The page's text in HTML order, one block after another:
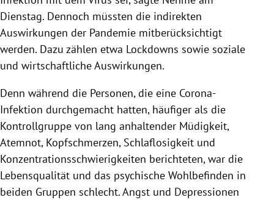
Dienstag. Dennoch müssten die indirekten
Auswirkungen der Pandemie mitberücksichtigt
werden. Dazu zählen etwa Lockdowns sowie soziale
und wirtschaftliche Auswirkungen.
Denn während die Personen, die eine Corona-
Infektion durchgemacht hatten, häufiger als die
Kontrollgruppe von lang anhaltender Müdigkeit,
Atemnot, Kopfschmerzen, Schlaflosigkeit und
Konzentrationsschwierigkeiten berichteten, war die
Lebensqualität und das psychische Wohlbefinden in
beiden Gruppen schlecht. Angst und Depressionen